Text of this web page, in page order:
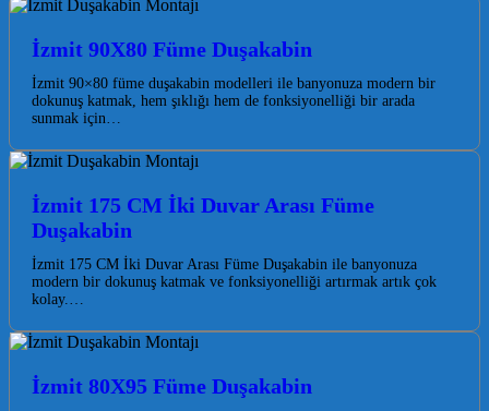
İzmit 90X80 Füme Duşakabin
İzmit 90×80 füme duşakabin modelleri ile banyonuza modern bir
dokunuş katmak, hem şıklığı hem de fonksiyonelliği bir arada
sunmak için…
İzmit 175 CM İki Duvar Arası Füme
Duşakabin
İzmit 175 CM İki Duvar Arası Füme Duşakabin ile banyonuza
modern bir dokunuş katmak ve fonksiyonelliği artırmak artık çok
kolay.…
İzmit 80X95 Füme Duşakabin